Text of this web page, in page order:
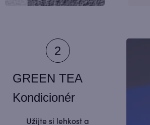
GREEN TEA
Kondicionér
Užijte si lehkost a